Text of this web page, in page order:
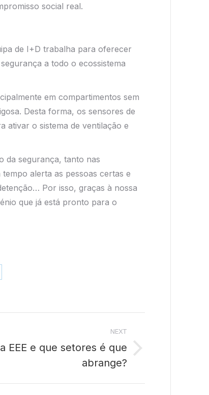
social real.
de I+D trabalha para oferecer
a todo o ecossistema
em compartimentos sem
Desta forma, os sensores de
ativar o sistema de ventilação e
da segurança, tanto nas
alerta as pessoas certas e
Por isso, graças à nossa
que já está pronto para o
NEXT
EEE e que setores é que
abrange?